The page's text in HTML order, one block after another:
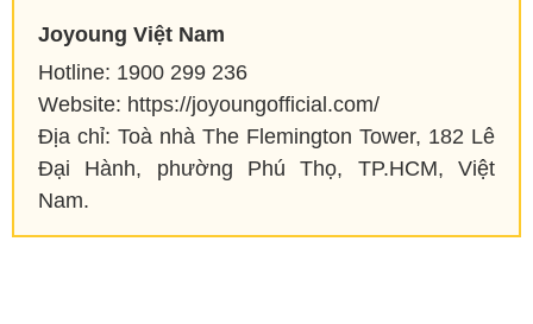
Joyoung Việt Nam
Hotline: 1900 299 236
Website: https://joyoungofficial.com/
Địa chỉ: Toà nhà The Flemington Tower, 182 Lê
Đại Hành, phường Phú Thọ, TP.HCM, Việt
Nam.